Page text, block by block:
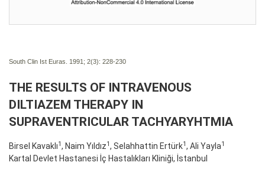
South Clin Ist Euras. 1991; 2(3): 228-230
THE RESULTS OF INTRAVENOUS
DILTIAZEM THERAPY IN
SUPRAVENTRICULAR TACHYARYHTMIA
Birsel Kavaklı1, Naim Yıldız1, Selahhattin Ertürk1, Ali Yayla1
Kartal Devlet Hastanesi İç Hastalıkları Kliniği, İstanbul